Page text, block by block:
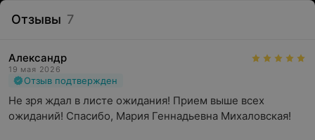
Отзывы 7
Александр
19 мая 2026
Отзыв подтвержден
Не зря ждал в листе ожидания! Прием выше всех
ожиданий! Спасибо, Мария Геннадьевна Михаловская!